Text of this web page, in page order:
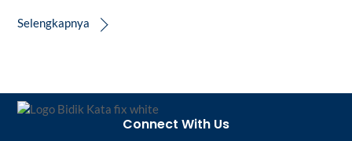
Selengkapnya
Back
Connect With Us